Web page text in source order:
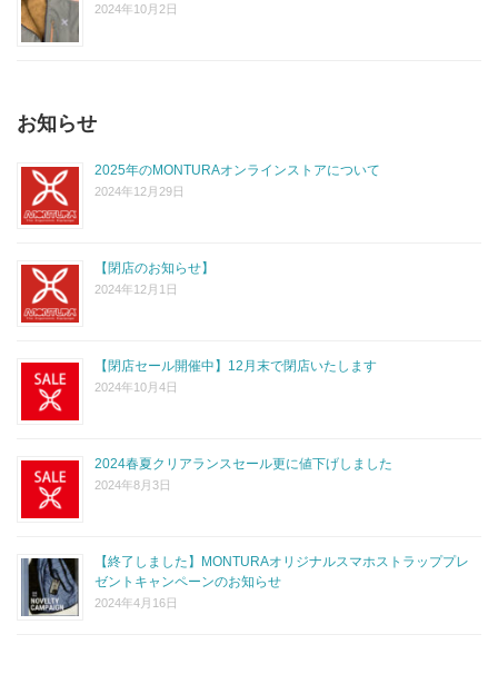
2024年10月2日
お知らせ
2025年のMONTURAオンラインストアについて
2024年12月29日
【閉店のお知らせ】
2024年12月1日
【閉店セール開催中】12月末で閉店いたします
2024年10月4日
2024春夏クリアランスセール更に値下げしました
2024年8月3日
【終了しました】MONTURAオリジナルスマホストラッププレ
ゼントキャンペーンのお知らせ
2024年4月16日